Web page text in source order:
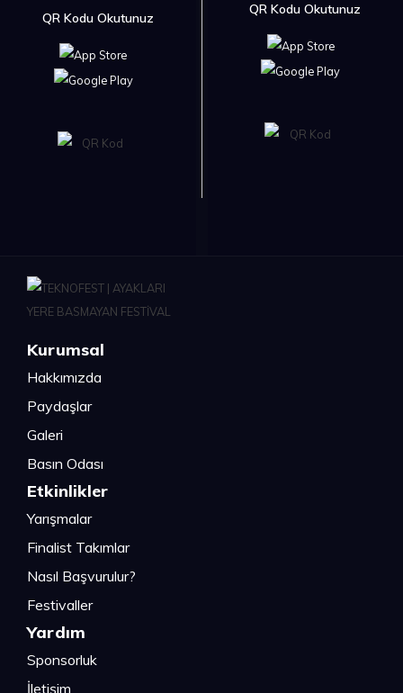
QR Kodu Okutunuz
QR Kodu Okutunuz
Kurumsal
Hakkımızda
Paydaşlar
Galeri
Basın Odası
Etkinlikler
Yarışmalar
Finalist Takımlar
Nasıl Başvurulur?
Festivaller
Yardım
Sponsorluk
İletişim